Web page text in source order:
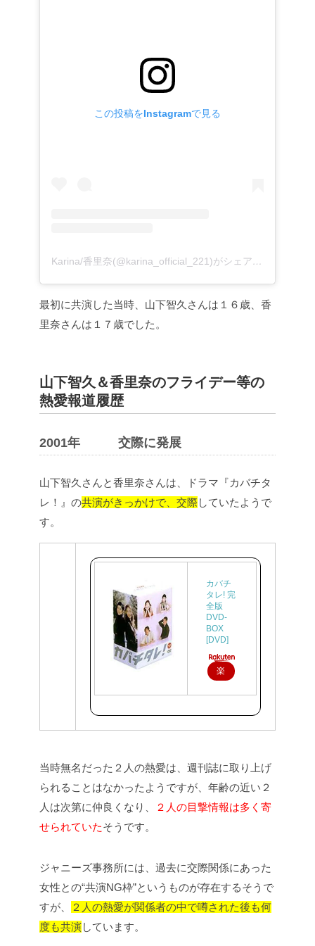
この投稿をInstagramで見る
Karina/香里奈(@karina_official_221)がシェアした投稿
最初に共演した当時、山下智久さんは１６歳、香
里奈さんは１７歳でした。
山下智久＆香里奈のフライデー等の
熱愛報道履歴
2001年 交際に発展
山下智久さんと香里奈さんは、ドラマ『カバチタ
レ！』の共演がきっかけで、交際していたようで
す。
カバチ
タレ! 完
全版
DVD-
BOX
[DVD]
楽
購
当時無名だった２人の熱愛は、週刊誌に取り上げ
られることはなかったようですが、年齢の近い２
人は次第に仲良くなり、
２人の目撃情報は多く寄
せられていたそうです。
ジャニーズ事務所には、過去に交際関係にあった
女性との“共演NG枠”というものが存在するそうで
すが、
２人の熱愛が関係者の中で噂された後も何
度も共演しています。